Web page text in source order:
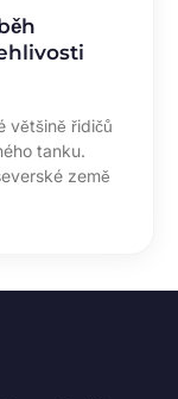
většině řidičů
tanku.
země